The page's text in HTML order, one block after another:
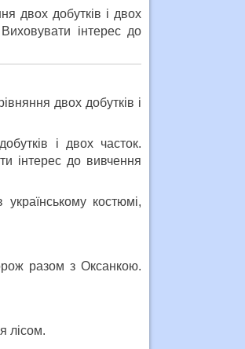
двох добутків і двох
інтерес до
двох добутків і
і двох часток.
інтерес до вивчення
костюмі,
разом з Оксанкою.
лісом.